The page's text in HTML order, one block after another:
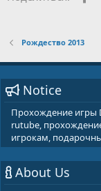
Рождество 2013
Notice
Прохождение игры
rutube,
игрокам,
About Us